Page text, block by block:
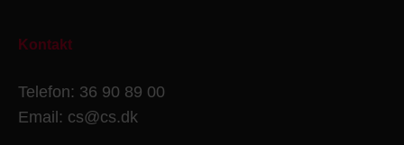
Kontakt
Telefon: 36 90 89 00
Email: cs@cs.dk